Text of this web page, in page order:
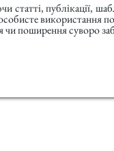
статті, публікації,
використання
поширення суворо